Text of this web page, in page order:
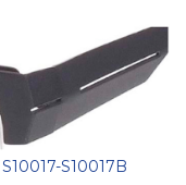
S10017-S10017B